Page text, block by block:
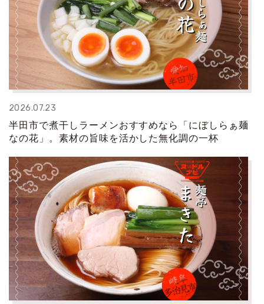
2026.07.23
半田市で煮干しラーメンおすすめなら「にぼしらぁ麺
なの花」。素材の旨味を活かした無化調の一杯